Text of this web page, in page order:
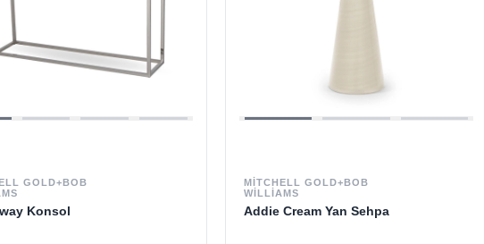
GOLD+BOB
Konsol
MITCHELL GOLD+BOB
WILLIAMS
Addie Cream Yan Sehpa